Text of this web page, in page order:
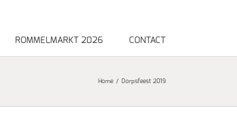
ROMMELMARKT 2026 CONTACT
Home Dorpsfeest 2019